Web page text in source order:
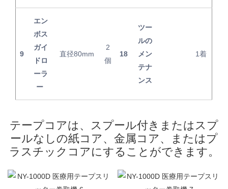
9
エン
ボス
ガイ
ドロ
ーラ
ー
直径80mm
2
個
18
ツー
ルの
メン
テナ
ンス
1着
テープコアは、スプール付きまたはスプ
ールなしの紙コア、金属コア、またはプ
ラスチックコアにすることができます。